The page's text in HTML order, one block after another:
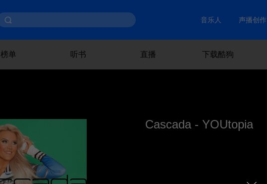
音乐人 声播创作
榜单 听书 直播 下载酷狗
Cascada - YOUtopia